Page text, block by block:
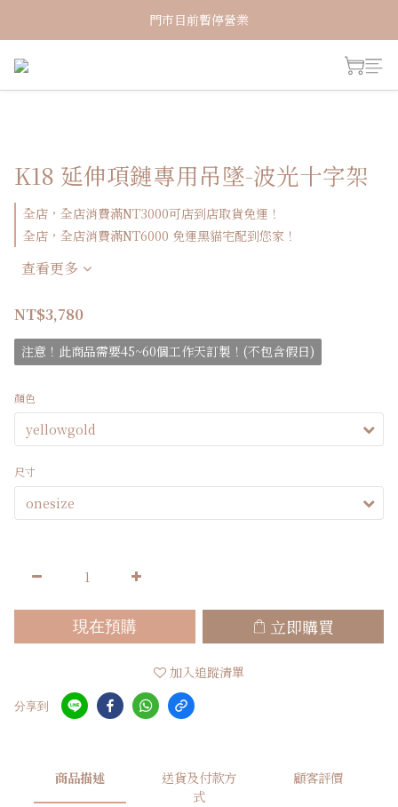
新加入會員！即享有NT150購物金
門市目前暫停營業
K18 延伸項鏈專用吊墜-波光十字架
全店，全店消費滿NT3000可店到店取貨免運！
全店，全店消費滿NT6000 免運黑貓宅配到您家！
查看更多
NT$3,780
注意！此商品需要45~60個工作天訂製！(不包含假日)
顏色
尺寸
現在預購 立即購買
加入追蹤清單
分享到
商品描述
送貨及付款方
式
顧客評價